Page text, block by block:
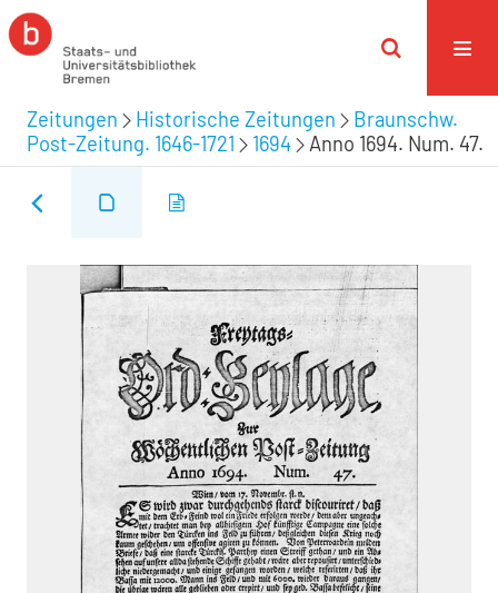
Zeitungen Historische Zeitungen
Braunschw.
Post-Zeitung. 1646-1721
1694 Anno 1694. Num. 47.